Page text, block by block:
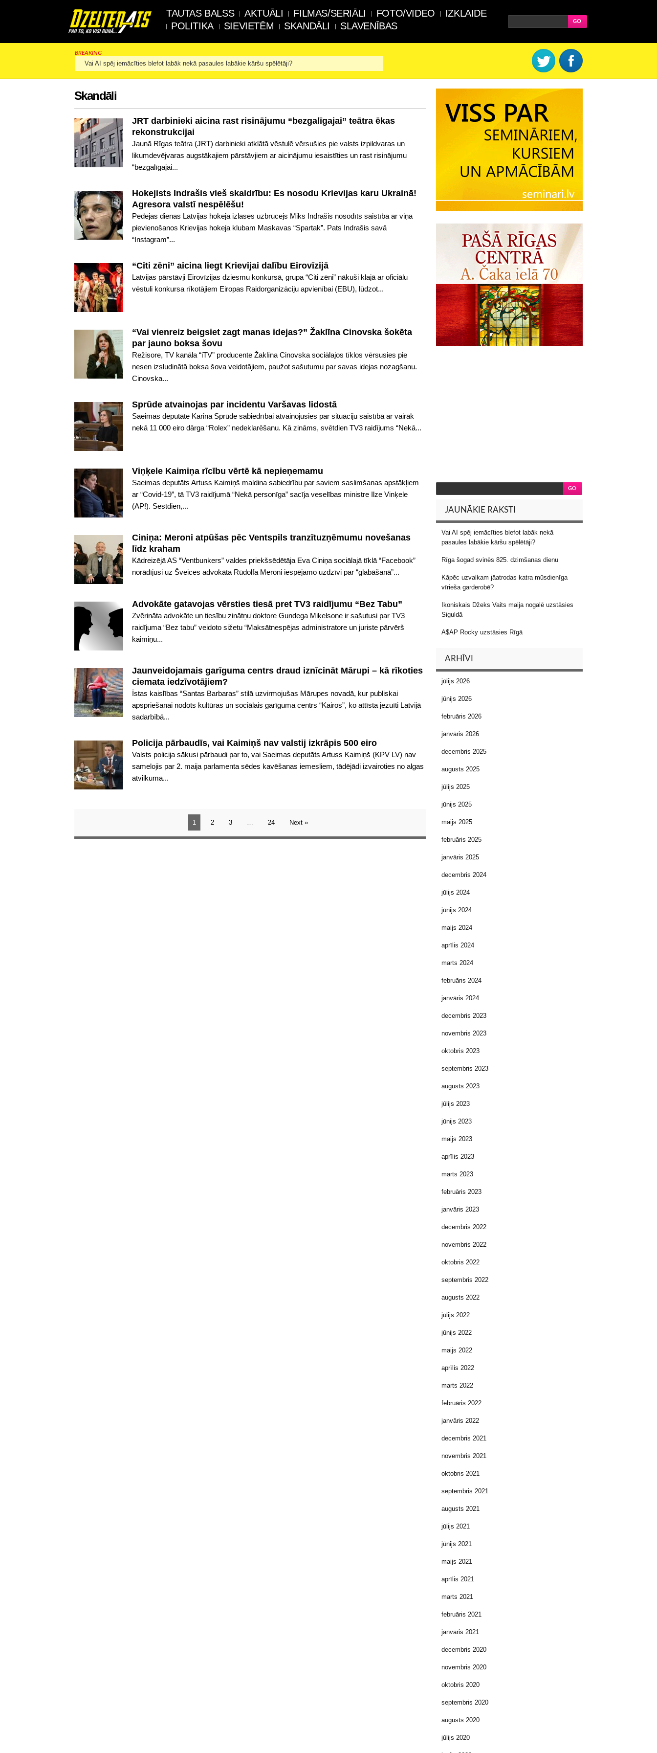
TAUTAS BALSS AKTUĀLI FILMAS/SERIĀLI FOTO/VIDEO
IZKLAIDE
POLITIKA
SIEVIETĒM SKANDĀLI SLAVENĪBAS
BREAKING
Vai AI spēj iemācīties blefot labāk nekā pasaules labākie kāršu spēlētāji?
Skandāli
JRT darbinieki aicina rast risinājumu “bezgalīgajai” teātra ēkas
rekonstrukcijai
Jaunā Rīgas teātra (JRT) darbinieki atklātā vēstulē vērsušies pie valsts izpildvaras un
likumdevējvaras augstākajiem pārstāvjiem ar aicinājumu iesaistīties un rast risinājumu
“bezgalīgajai...
Hokejists Indrašis vieš skaidrību: Es nosodu Krievijas karu Ukrainā!
Agresora valstī nespēlēšu!
Pēdējās dienās Latvijas hokeja izlases uzbrucējs Miks Indrašis nosodīts saistība ar viņa
pievienošanos Krievijas hokeja klubam Maskavas “Spartak”. Pats Indrašis savā
“Instagram”...
“Citi zēni” aicina liegt Krievijai dalību Eirovīzijā
Latvijas pārstāvji Eirovīzijas dziesmu konkursā, grupa “Citi zēni” nākuši klajā ar oficiālu
vēstuli konkursa rīkotājiem Eiropas Raidorganizāciju apvienībai (EBU), lūdzot...
“Vai vienreiz beigsiet zagt manas idejas?” Žaklīna Cinovska šokēta
par jauno boksa šovu
Režisore, TV kanāla “iTV” producente Žaklīna Cinovska sociālajos tīklos vērsusies pie
nesen izsludinātā boksa šova veidotājiem, paužot sašutumu par savas idejas nozagšanu.
Cinovska...
Sprūde atvainojas par incidentu Varšavas lidostā
Saeimas deputāte Karina Sprūde sabiedrībai atvainojusies par situāciju saistībā ar vairāk
nekā 11 000 eiro dārga “Rolex” nedeklarēšanu. Kā zināms, svētdien TV3 raidījums “Nekā...
Viņķele Kaimiņa rīcību vērtē kā nepieņemamu
Saeimas deputāts Artuss Kaimiņš maldina sabiedrību par saviem saslimšanas apstākļiem
ar “Covid-19”, tā TV3 raidījumā “Nekā personīga” sacīja veselības ministre Ilze Vinķele
(AP!). Sestdien,...
Ciniņa: Meroni atpūšas pēc Ventspils tranzītuzņēmumu novešanas
līdz kraham
Kādreizējā AS “Ventbunkers” valdes priekšsēdētāja Eva Ciniņa sociālajā tīklā “Facebook”
norādījusi uz Šveices advokāta Rūdolfa Meroni iespējamo uzdzīvi par “glabāšanā”...
Advokāte gatavojas vērsties tiesā pret TV3 raidījumu “Bez Tabu”
Zvērināta advokāte un tiesību zinātņu doktore Gundega Miķelsone ir sašutusi par TV3
raidījuma “Bez tabu” veidoto sižetu “Maksātnespējas administratore un juriste pārvērš
kaimiņu...
Jaunveidojamais garīguma centrs draud iznīcināt Mārupi – kā rīkoties
ciemata iedzīvotājiem?
Īstas kaislības “Santas Barbaras” stilā uzvirmojušas Mārupes novadā, kur publiskai
apspriešanai nodots kultūras un sociālais garīguma centrs “Kairos”, ko attīsta jezuīti Latvijā
sadarbībā...
Policija pārbaudīs, vai Kaimiņš nav valstij izkrāpis 500 eiro
Valsts policija sākusi pārbaudi par to, vai Saeimas deputāts Artuss Kaimiņš (KPV LV) nav
samelojis par 2. maija parlamenta sēdes kavēšanas iemesliem, tādējādi izvairoties no algas
atvilkuma...
1 2 3 … 24 Next »
JAUNĀKIE RAKSTI
Vai AI spēj iemācīties blefot labāk nekā
pasaules labākie kāršu spēlētāji?
Rīga šogad svinēs 825. dzimšanas dienu
Kāpēc uzvalkam jāatrodas katra mūsdienīga
vīrieša garderobē?
Ikoniskais Džeks Vaits maija nogalē uzstāsies
Siguldā
A$AP Rocky uzstāsies Rīgā
ARHĪVI
jūlijs 2026
jūnijs 2026
februāris 2026
janvāris 2026
decembris 2025
augusts 2025
jūlijs 2025
jūnijs 2025
maijs 2025
februāris 2025
janvāris 2025
decembris 2024
jūlijs 2024
jūnijs 2024
maijs 2024
aprīlis 2024
marts 2024
februāris 2024
janvāris 2024
decembris 2023
novembris 2023
oktobris 2023
septembris 2023
augusts 2023
jūlijs 2023
jūnijs 2023
maijs 2023
aprīlis 2023
marts 2023
februāris 2023
janvāris 2023
decembris 2022
novembris 2022
oktobris 2022
septembris 2022
augusts 2022
jūlijs 2022
jūnijs 2022
maijs 2022
aprīlis 2022
marts 2022
februāris 2022
janvāris 2022
decembris 2021
novembris 2021
oktobris 2021
septembris 2021
augusts 2021
jūlijs 2021
jūnijs 2021
maijs 2021
aprīlis 2021
marts 2021
februāris 2021
janvāris 2021
decembris 2020
novembris 2020
oktobris 2020
septembris 2020
augusts 2020
jūlijs 2020